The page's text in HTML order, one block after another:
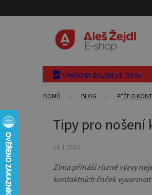
na
VÝHODNÁ BALENÍ až -30 %
DOMŮ BLOG PÉČE O
Tipy pro nošení
26.1.2024
Zima přináší různé výzvy
kontaktních čoček